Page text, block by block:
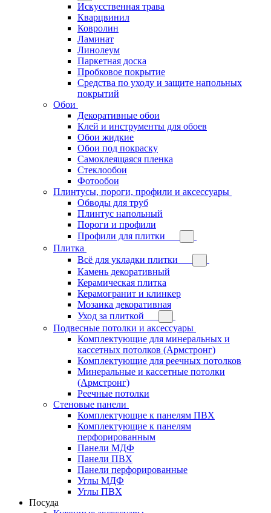
Искусственная трава
Кварцвинил
Ковролин
Ламинат
Линолеум
Паркетная доска
Пробковое покрытие
Средства по уходу и защите напольных
покрытий
Обои
Декоративные обои
Клей и инструменты для обоев
Обои жидкие
Обои под покраску
Самоклеящаяся пленка
Стеклообои
Фотообои
Плинтусы, пороги, профили и аксессуары
Обводы для труб
Плинтус напольный
Пороги и профили
Профили для плитки
Плитка
Всё для укладки плитки
Камень декоративный
Керамическая плитка
Керамогранит и клинкер
Мозаика декоративная
Уход за плиткой
Подвесные потолки и аксессуары
Комплектующие для минеральных и
кассетных потолков (Армстронг)
Комплектующие для реечных потолков
Минеральные и кассетные потолки
(Армстронг)
Реечные потолки
Стеновые панели
Комплектующие к панелям ПВХ
Комплектующие к панелям
перфорированным
Панели МДФ
Панели ПВХ
Панели перфорированные
Углы МДФ
Углы ПВХ
Посуда